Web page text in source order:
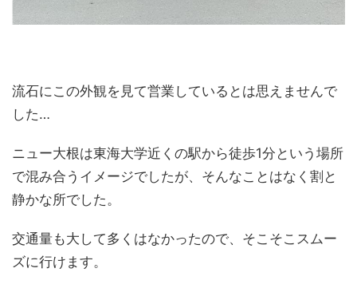
流石にこの外観を見て営業しているとは思えませんで
した…
ニュー大根は東海大学近くの駅から徒歩1分という場所
で混み合うイメージでしたが、そんなことはなく割と
静かな所でした。
交通量も大して多くはなかったので、そこそこスムー
ズに行けます。